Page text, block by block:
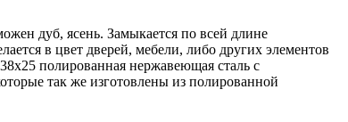
дуб, ясень. Замыкается по всей длине
в цвет дверей, мебели, либо других элементов
полированная нержавеющая сталь с
так же изготовлены из полированной